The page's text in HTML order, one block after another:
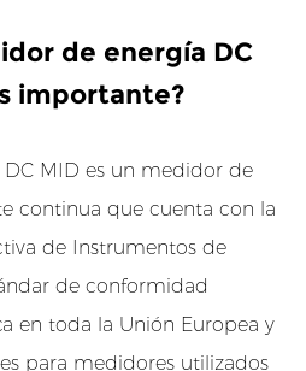
de energía DC
importante?
MID es un medidor de
continua que cuenta con la
de Instrumentos de
de conformidad
en toda la Unión Europea y
para medidores utilizados